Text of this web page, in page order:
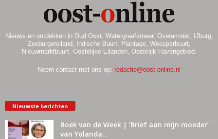
Nieuws en ontdekken in Oud Oost, Watergraafsmeer, Overamstel, IJburg,
Zeeburgereiland, Indische Buurt, Plantage, Weesperbuurt,
Nieuwmarktbuurt, Oostelijke Eilanden, Oostelijk Havengebied.
Neem contact met ons op: redactie@oost-online.nl
Nieuwste berichten
Boek van de Week | ‘Brief aan mijn moeder’
van Yolanda...